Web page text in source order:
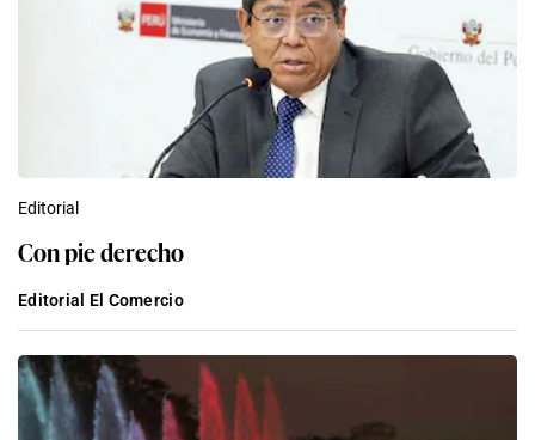
Editorial
Con pie derecho
Editorial El Comercio